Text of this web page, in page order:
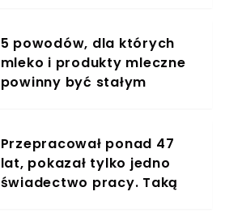
5 powodów, dla których
mleko i produkty mleczne
powinny być stałym
Przepracował ponad 47
lat, pokazał tylko jedno
świadectwo pracy. Taką